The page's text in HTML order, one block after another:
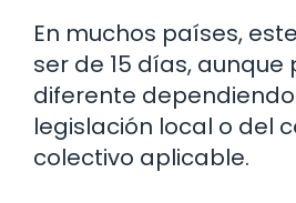
En muchos países,
ser de 15 días, aunque
diferente
legislación local o del
colectivo aplicable.